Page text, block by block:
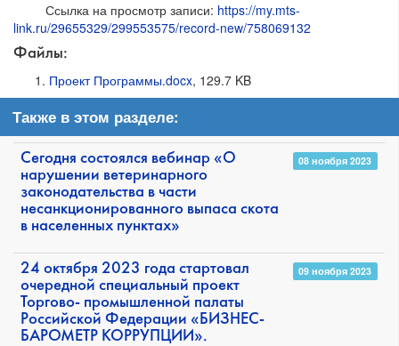
Ссылка на просмотр записи: https://my.mts-
link.ru/29655329/299553575/record-new/758069132
Файлы:
Проект Программы.docx, 129.7 KB
Также в этом разделе:
Сегодня состоялся вебинар «О
нарушении ветеринарного
законодательства в части
несанкционированного выпаса скота
в населенных пунктах»
08 ноября 2023
24 октября 2023 года стартовал
очередной специальный проект
Торгово- промышленной палаты
Российской Федерации «БИЗНЕС-
БАРОМЕТР КОРРУПЦИИ».
09 ноября 2023